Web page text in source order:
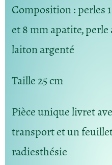
Composition: perles
et 8 mm apatite,
laiton argenté
Taille25 cm
Pièce unique livret
transport et un
radiesthésie